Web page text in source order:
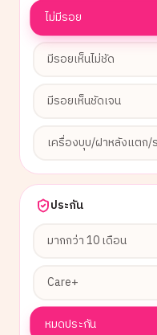
ไม่มีรอย
มีรอยเห็นไม่ชัด
มีรอยเห็นชัดเจน
เครื่องบุบ/ฝาหลังแตก/
ประกัน
มากกว่า 10 เดือน
Care+
หมดประกัน